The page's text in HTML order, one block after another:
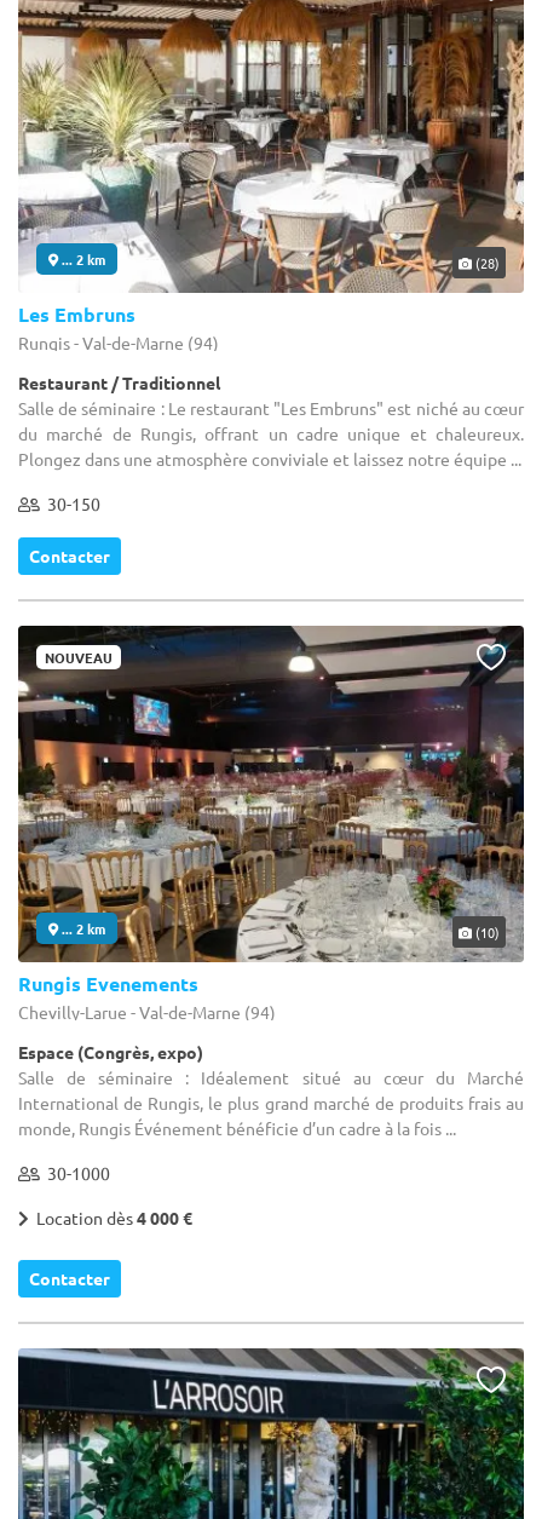
... 2 km (28)
Les Embruns
Rungis - Val-de-Marne (94)
Restaurant / Traditionnel
Salle de séminaire : Le restaurant "Les Embruns" est niché au cœur
du marché de Rungis, offrant un cadre unique et chaleureux.
Plongez dans une atmosphère conviviale et laissez notre équipe ...
30-150
Contacter
NOUVEAU
... 2 km (10)
Rungis Evenements
Chevilly-Larue - Val-de-Marne (94)
Espace (Congrès, expo)
Salle de séminaire : Idéalement situé au cœur du Marché
International de Rungis, le plus grand marché de produits frais au
monde, Rungis Événement bénéficie d’un cadre à la fois ...
30-1000
Location dès4 000 €
Contacter